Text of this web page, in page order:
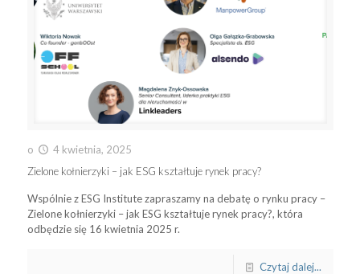
o
4 kwietnia, 2025
Zielone kołnierzyki – jak ESG kształtuje rynek pracy?
Wspólnie z ESG Institute zapraszamy na debatę o rynku pracy –
Zielone kołnierzyki – jak ESG kształtuje rynek pracy?, która
odbędzie się 16 kwietnia 2025 r.
Czytaj dalej...